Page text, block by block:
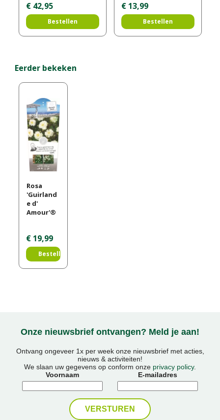
€ 42,95
Bestellen
€ 13,99
Bestellen
Eerder bekeken
Rosa
'Guirland
e d'
Amour'®
€ 19,99
Bestellen
Onze nieuwsbrief ontvangen? Meld je aan!
Ontvang ongeveer 1x per week onze nieuwsbrief met acties,
nieuws & activiteiten!
We slaan uw gegevens op conform onze privacy policy.
Voornaam
E-mailadres